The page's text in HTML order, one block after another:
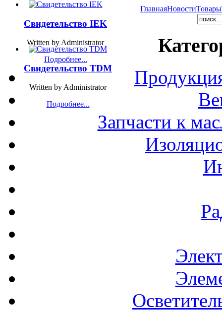
ГлавнаяНовостиТовары
Запчасти к
Свидетельство IEK
Written by Administrator
Подробнее...
Свидетельство TDM
Written by Administrator
Подробнее...